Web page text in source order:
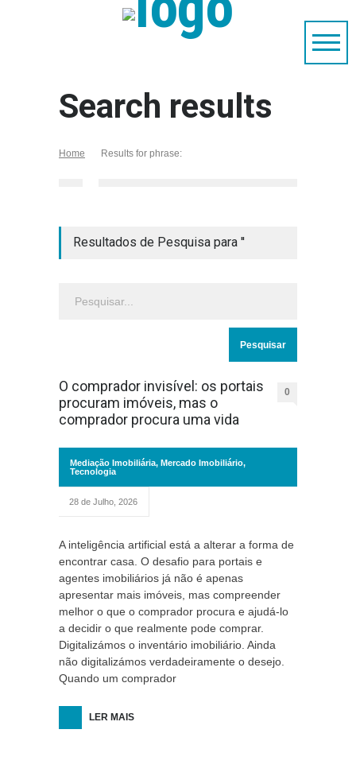
Search results
Home Results for phrase:
Resultados de Pesquisa para ''
O comprador invisível: os portais
procuram imóveis, mas o
comprador procura uma vida
0
Mediação Imobiliária, Mercado Imobiliário,
Tecnologia
28 de Julho, 2026
A inteligência artificial está a alterar a forma de
encontrar casa. O desafio para portais e
agentes imobiliários já não é apenas
apresentar mais imóveis, mas compreender
melhor o que o comprador procura e ajudá-lo
a decidir o que realmente pode comprar.
Digitalizámos o inventário imobiliário. Ainda
não digitalizámos verdadeiramente o desejo.
Quando um comprador
LER MAIS